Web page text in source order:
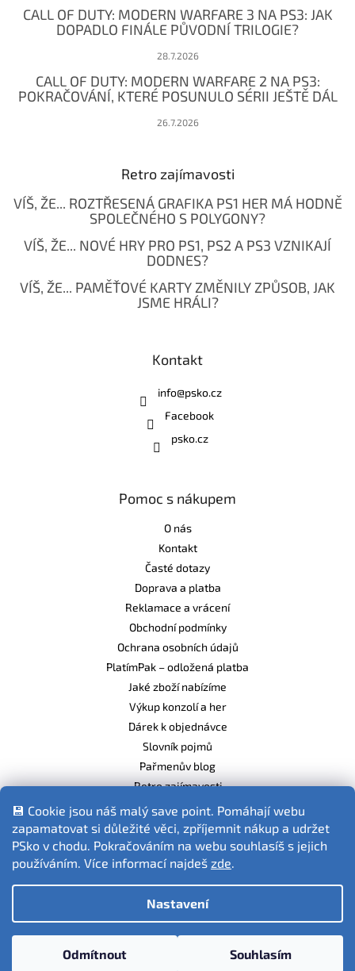
💾 Cookie jsou náš malý save point. Pomáhají webu
zapamatovat si důležité věci, zpříjemnit nákup a udržet
PSko v chodu. Pokračováním na webu souhlasíš s jejich
používáním. Více informací najdeš zde.
Nastavení
Odmítnout Souhlasím
CALL OF DUTY: MODERN WARFARE 3 NA PS3: JAK
DOPADLO FINÁLE PŮVODNÍ TRILOGIE?
28.7.2026
CALL OF DUTY: MODERN WARFARE 2 NA PS3:
POKRAČOVÁNÍ, KTERÉ POSUNULO SÉRII JEŠTĚ DÁL
26.7.2026
Retro zajímavosti
VÍŠ, ŽE... ROZTŘESENÁ GRAFIKA PS1 HER MÁ HODNĚ
SPOLEČNÉHO S POLYGONY?
VÍŠ, ŽE... NOVÉ HRY PRO PS1, PS2 A PS3 VZNIKAJÍ
DODNES?
VÍŠ, ŽE... PAMĚŤOVÉ KARTY ZMĚNILY ZPŮSOB, JAK
JSME HRÁLI?
Kontakt
info@psko.cz
Facebook
psko.cz
Pomoc s nákupem
O nás
Kontakt
Časté dotazy
Doprava a platba
Reklamace a vrácení
Obchodní podmínky
Ochrana osobních údajů
PlatímPak – odložená platba
Jaké zboží nabízíme
Výkup konzolí a her
Dárek k objednávce
Slovník pojmů
Pařmenův blog
Retro zajímavosti
Balíme ekologicky
Fotografie produktů jsou ilustrativní.